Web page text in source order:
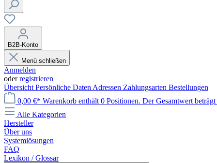
B2B-Konto
Menü schließen
Anmelden
oderregistrieren
Übersicht Persönliche Daten Adressen Zahlungsarten Bestellungen
0,00 €* Warenkorb enthält 0 Positionen. Der Gesamtwert
Alle Kategorien
Hersteller
Über uns
Systemlösungen
FAQ
Lexikon / Glossar